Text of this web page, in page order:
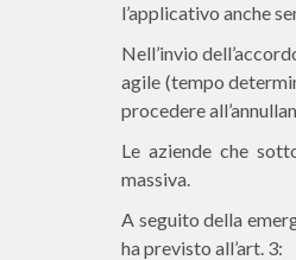
l’applicativo anche
Nell’invio
agile (tempo
procedere
Le aziende che
massiva.
A seguito della
ha previsto all’art. 3: